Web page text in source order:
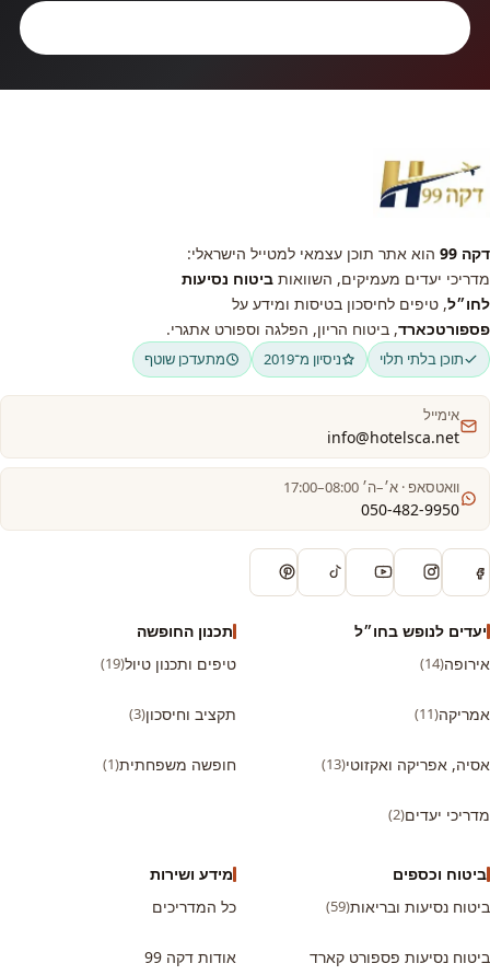
דקה 99
הוא אתר תוכן עצמאי למטייל הישראלי:
מדריכי יעדים מעמיקים, השוואות ביטוח נסיעות
לחו״ל, טיפים לחיסכון בטיסות ומידע על
פספורטכארד, ביטוח הריון, הפלגה וספורט אתגרי.
תוכן בלתי תלוי ניסיון מ־2019 מתעדכן שוטף
אימייל
info@hotelsca.net
וואטסאפ · א׳–ה׳ 08:00–17:00
050-482-9950
יעדים לנופש בחו״ל
אירופה(14)
אמריקה(11)
אסיה, אפריקה ואקזוטי(13)
מדריכי יעדים(2)
תכנון החופשה
טיפים ותכנון טיול(19)
תקציב וחיסכון(3)
חופשה משפחתית(1)
ביטוח וכספים
ביטוח נסיעות ובריאות(59)
ביטוח נסיעות פספורט קארד
מידע ושירות
כל המדריכים
אודות דקה 99